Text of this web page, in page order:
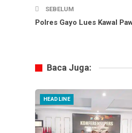
SEBELUM
Polres Gayo Lues Kawal
Baca Juga:
HEADLINE